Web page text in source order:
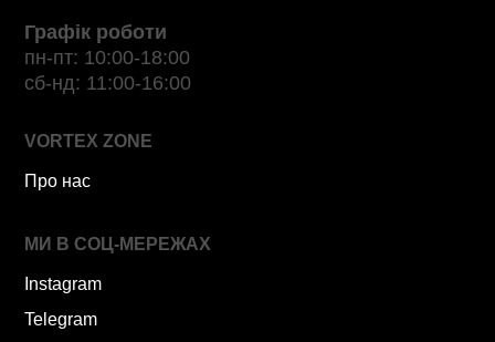
Графік роботи
пн-пт: 10:00-18:00
сб-нд: 11:00-16:00
VORTEX ZONE
Про нас
МИ В СОЦ-МЕРЕЖАХ
Instagram
Telegram